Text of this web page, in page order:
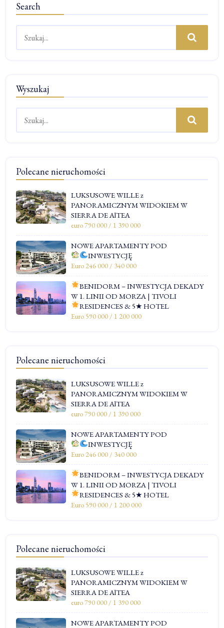
Search
Wyszukiwanie
Wyszukaj
Wyszukiwanie
Polecane nieruchomości
LUKSUSOWE WILLE z
PANORAMICZNYM WIDOKIEM W
SIERRA DE AlTEA
euro 790 000 / 1 390 000
NOWE APARTAMENTY POD
INWESTYCJĘ
Euro 246 000 / 340 000
BENIDORM – INWESTYCJA DEKADY
W 1. LINII OD MORZA | TIVOLI
RESIDENCES & 5★ HOTEL
Euro 590 000 / 1 200 000
Polecane nieruchomości
LUKSUSOWE WILLE z
PANORAMICZNYM WIDOKIEM W
SIERRA DE AlTEA
euro 790 000 / 1 390 000
NOWE APARTAMENTY POD
INWESTYCJĘ
Euro 246 000 / 340 000
BENIDORM – INWESTYCJA DEKADY
W 1. LINII OD MORZA | TIVOLI
RESIDENCES & 5★ HOTEL
Euro 590 000 / 1 200 000
Polecane nieruchomości
LUKSUSOWE WILLE z
PANORAMICZNYM WIDOKIEM W
SIERRA DE AlTEA
euro 790 000 / 1 390 000
NOWE APARTAMENTY POD